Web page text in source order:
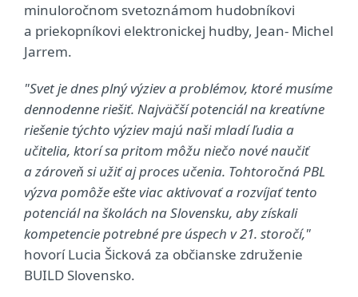
minuloročnom svetoznámom hudobníkovi
a priekopníkovi elektronickej hudby, Jean- Michel
Jarrem.
"Svet je dnes plný výziev a problémov, ktoré musíme
dennodenne riešiť. Najväčší potenciál na kreatívne
riešenie týchto výziev majú naši mladí ľudia a
učitelia, ktorí sa pritom môžu niečo nové naučiť
a zároveň si užiť aj proces učenia. Tohtoročná PBL
výzva pomôže ešte viac aktivovať a rozvíjať tento
potenciál na školách na Slovensku, aby získali
kompetencie potrebné pre úspech v 21. storočí,"
hovorí Lucia Šicková za občianske združenie
BUILD Slovensko.